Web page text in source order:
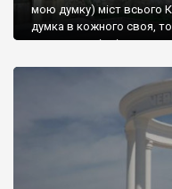
мою думку) міст всього
думка в кожного своя,
запрошую відвідати це